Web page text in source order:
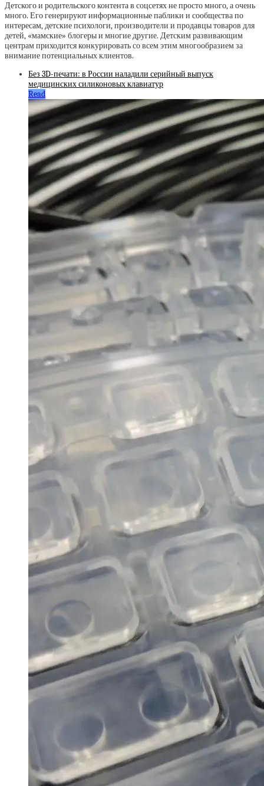
Детского и родительского контента в соцсетях не просто много, а очень
много. Его генерируют информационные паблики и сообщества по
интересам, детские психологи, производители и продавцы товаров для
детей, «мамские» блогеры и многие другие. Детским развивающим
центрам приходится конкурировать со всем этим многообразием за
внимание потенциальных клиентов.
Без 3D-печати: в России наладили серийный выпуск
медицинских силиконовых клавиатур
Read